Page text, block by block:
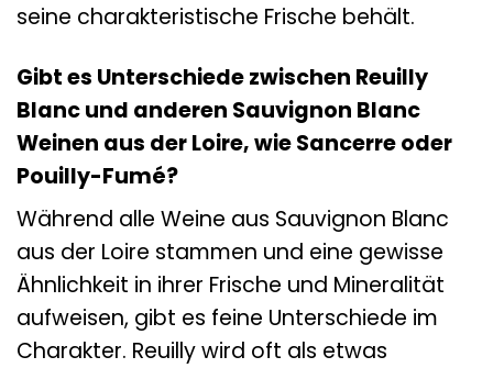
seine charakteristische Frische behält.
Gibt es Unterschiede zwischen Reuilly
Blanc und anderen Sauvignon Blanc
Weinen aus der Loire, wie Sancerre oder
Pouilly-Fumé?
Während alle Weine aus Sauvignon Blanc
aus der Loire stammen und eine gewisse
Ähnlichkeit in ihrer Frische und Mineralität
aufweisen, gibt es feine Unterschiede im
Charakter. Reuilly wird oft als etwas